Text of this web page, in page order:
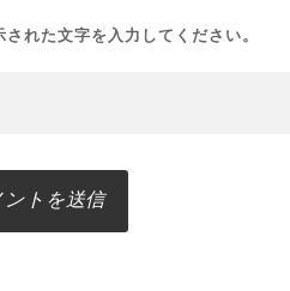
された文字を入力してください。